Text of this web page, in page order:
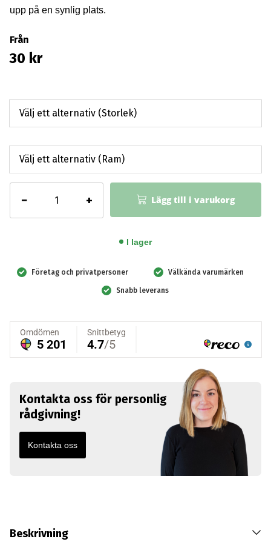
upp på en synlig plats.
Från
30 kr
−
luftvägsstopp
mängd
+ Lägg till i varukorg
I lager
Företag och privatpersoner Välkända varumärken
Snabb leverans
Kontakta oss för personlig
rådgivning!
Kontakta oss
Beskrivning